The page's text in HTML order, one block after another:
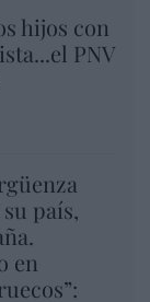
hijos con
PNV
país,
en